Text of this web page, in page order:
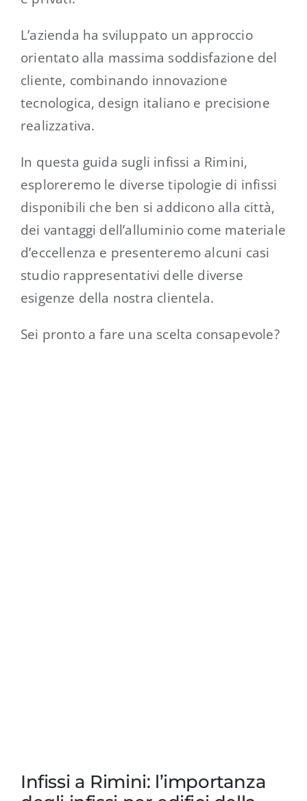
L’azienda ha sviluppato un approccio
orientato alla massima soddisfazione del
cliente, combinando innovazione
tecnologica, design italiano e precisione
realizzativa.
In questa guida sugli infissi a Rimini,
esploreremo le diverse tipologie di infissi
disponibili che ben si addicono alla città,
dei vantaggi dell’alluminio come materiale
d’eccellenza e presenteremo alcuni casi
studio rappresentativi delle diverse
esigenze della nostra clientela.
Sei pronto a fare una scelta consapevole?
Infissi a Rimini: l’importanza